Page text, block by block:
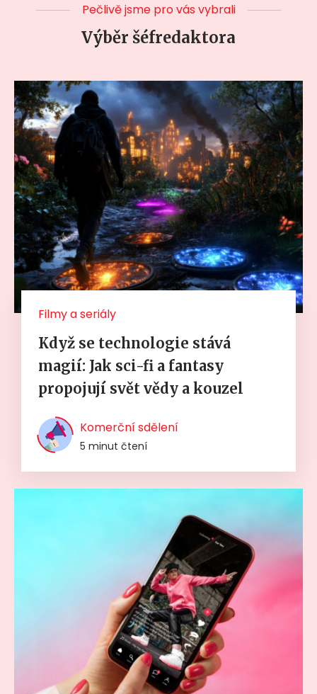
Pečlivě jsme pro vás vybrali
Výběr šéfredaktora
Filmy a seriály
Když se technologie stává
magií: Jak sci-fi a fantasy
propojují svět vědy a kouzel
Komerční sdělení
5 minut čtení